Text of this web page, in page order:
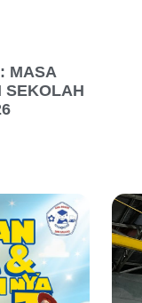
MASA
SEKOLAH